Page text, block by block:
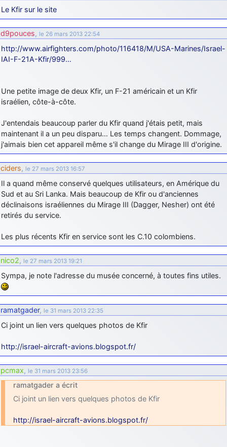
Le Kfir sur le site
d9pouces, le 26 mars 2013 22:54
http://www.airfighters.com/photo/116418/M/USA-Marines/Israel-
IAI-F-21A-Kfir/999…
Une petite image de deux Kfir, un F-21 américain et un Kfir
israélien, côte-à-côte.
J'entendais beaucoup parler du Kfir quand j'étais petit, mais
maintenant il a un peu disparu… Les temps changent. Dommage,
j'aimais bien cet appareil même s'il change du Mirage III d'origine.
ciders, le 27 mars 2013 16:57
Il a quand même conservé quelques utilisateurs, en Amérique du
Sud et au Sri Lanka. Mais beaucoup de Kfir ou d'anciennes
déclinaisons israéliennes du Mirage III (Dagger, Nesher) ont été
retirés du service.
Les plus récents Kfir en service sont les C.10 colombiens.
nico2, le 27 mars 2013 19:21
Sympa, je note l'adresse du musée concerné, à toutes fins utiles.
ramatgader, le 31 mars 2013 22:35
Ci joint un lien vers quelques photos de Kfir
http://israel-aircraft-avions.blogspot.fr/
pcmax, le 31 mars 2013 23:56
ramatgader a écrit
Ci joint un lien vers quelques photos de Kfir
http://israel-aircraft-avions.blogspot.fr/